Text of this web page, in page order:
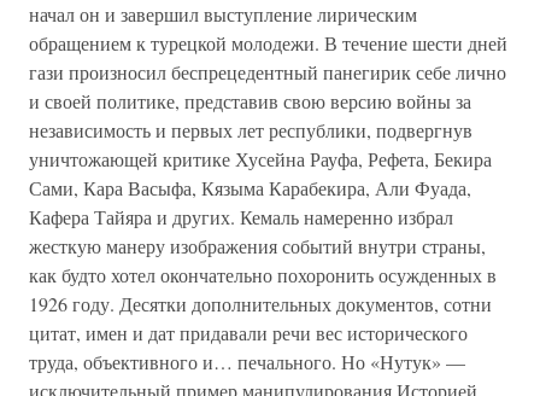
начал он и завершил выступление лирическим
обращением к турецкой молодежи. В течение шести дней
гази произносил беспрецедентный панегирик себе лично
и своей политике, представив свою версию войны за
независимость и первых лет республики, подвергнув
уничтожающей критике Хусейна Рауфа, Рефета, Бекира
Сами, Кара Васыфа, Кязыма Карабекира, Али Фуада,
Кафера Тайяра и других. Кемаль намеренно избрал
жесткую манеру изображения событий внутри страны,
как будто хотел окончательно похоронить осужденных в
1926 году. Десятки дополнительных документов, сотни
цитат, имен и дат придавали речи вес исторического
труда, объективного и… печального. Но «Нутук» —
исключительный пример манипулирования Историей